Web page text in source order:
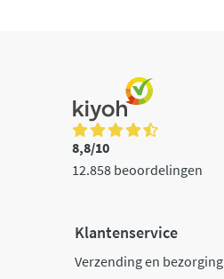
8,8/10
12.858 beoordelingen
Klantenservice
Verzending en bezorging